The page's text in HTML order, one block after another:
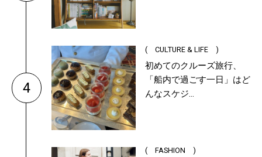
4
( CULTURE & LIFE )
初めてのクルーズ旅行、
「船内で過ごす一日」はど
んなスケジ...
( FASHION )